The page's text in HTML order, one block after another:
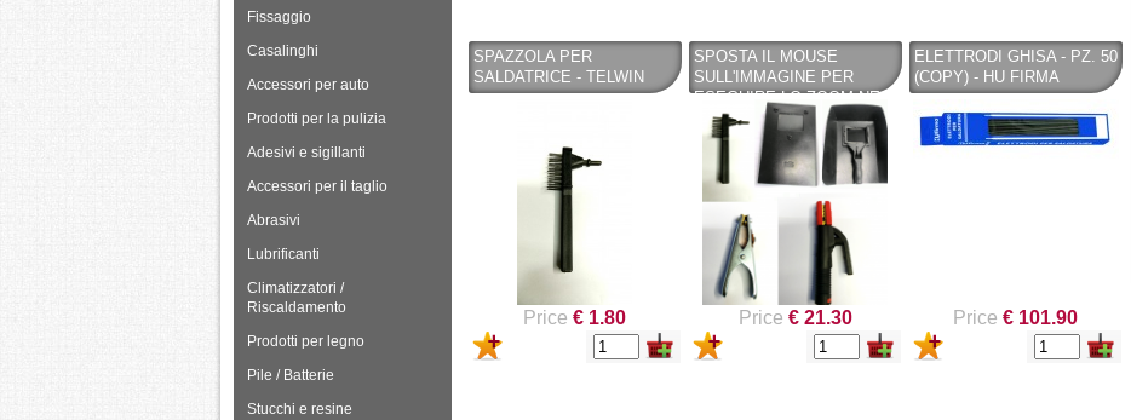
Fissaggio
Casalinghi
Accessori per auto
Prodotti per la pulizia
Adesivi e sigillanti
Accessori per il taglio
Abrasivi
Lubrificanti
Climatizzatori /
Riscaldamento
Prodotti per legno
Pile / Batterie
Stucchi e resine
SPAZZOLA PER
SALDATRICE - TELWIN
Price € 1.80
SPOSTA IL MOUSE
SULL'IMMAGINE PER
ESEGUIRE LO ZOOM NE
HAI UNO DA VENDERE?
VENDINE UNO UGUALE
DETTAGLI SU KIT PER
SALDATURA - PINZA
PORTA ELETTRODO -
PINZA DI MASSA -
SPAZZOLA - MASCHERA -
TELWIN
Price € 21.30
ELETTRODI GHISA - PZ. 50
(COPY) - HU FIRMA
Price € 101.90
REMOVER -
sverniciatore
universale - tre
giardino, in
plastica riciclata
(polipropilene)